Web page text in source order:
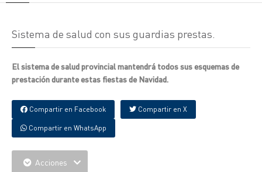
Sistema de salud con sus guardias prestas.
El sistema de salud provincial mantendrá todos sus esquemas de
prestación durante estas fiestas de Navidad.
Compartir en Facebook Compartir en X
Compartir en WhatsApp
Acciones